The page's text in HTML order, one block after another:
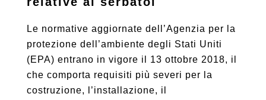
Le normative aggiornate dell’Agenzia per la
protezione dell’ambiente degli Stati Uniti
(EPA) entrano in vigore il 13 ottobre 2018, il
che comporta requisiti più severi per la
costruzione, l’installazione, il